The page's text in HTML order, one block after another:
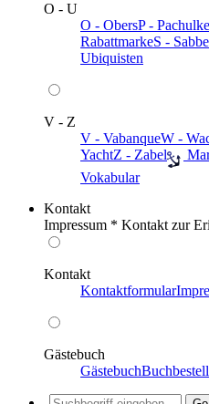
O - U
O - ObersP - Pachulke
RabattmarkeS -
Ubiquisten
V - Z
V - VabanqueW -
YachtZ - Zabel
Vokabular
Kontakt
Impressum * Kontakt zur
Kontakt
Kontaktformular
Gästebuch
Gästebuch